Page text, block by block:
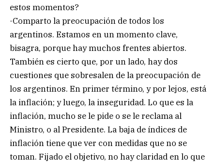
estos momentos?
-Comparto la preocupación de todos los
argentinos. Estamos en un momento clave,
bisagra, porque hay muchos frentes abiertos.
También es cierto que, por un lado, hay dos
cuestiones que sobresalen de la preocupación de
los argentinos. En primer término, y por lejos, está
la inflación; y luego, la inseguridad. Lo que es la
inflación, mucho se le pide o se le reclama al
Ministro, o al Presidente. La baja de índices de
inflación tiene que ver con medidas que no se
toman. Fijado el objetivo, no hay claridad en lo que